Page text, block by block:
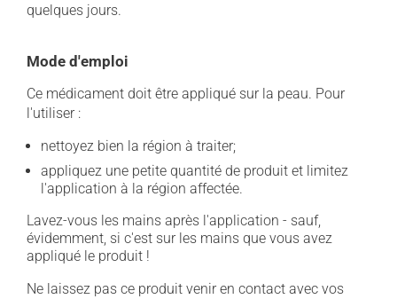
quelques jours.
Mode d'emploi
Ce médicament doit être appliqué sur la peau. Pour
l'utiliser :
nettoyez bien la région à traiter;
appliquez une petite quantité de produit et limitez
l'application à la région affectée.
Lavez-vous les mains après l'application - sauf,
évidemment, si c'est sur les mains que vous avez
appliqué le produit !
Ne laissez pas ce produit venir en contact avec vos